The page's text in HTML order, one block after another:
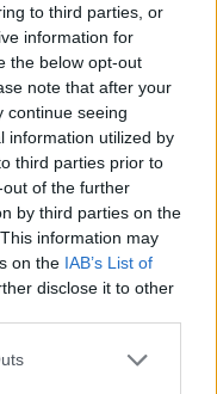
to third parties, or
information for
the below opt-out
note that after your
continue seeing
information utilized by
third parties prior to
of the further
by third parties on the
information may
on the IAB’s List of
disclose it to other
στον
άσφαλτο
την ασφάλεια